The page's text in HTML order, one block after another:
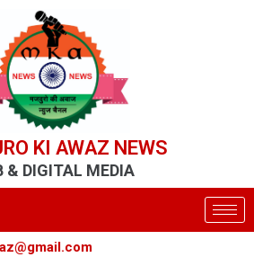
KI AWAZ NEWS
& DIGITAL MEDIA